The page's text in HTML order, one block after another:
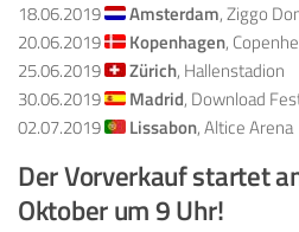
18.06.2019
Amsterdam, Ziggo
20.06.2019
Kopenhagen,
25.06.2019
Zürich, Hallenstadion
30.06.2019
Madrid, Download
02.07.2019
Lissabon, Altice Arena
Der Vorverkauf startet
Oktober um 9 Uhr!